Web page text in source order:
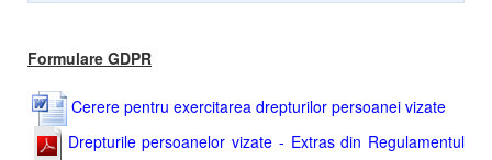
Formulare GDPR
Cerere pentru exercitarea drepturilor persoanei vizate
Drepturile persoanelor vizate - Extras din Regulamentul